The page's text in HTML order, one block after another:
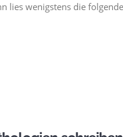
lies wenigstens die